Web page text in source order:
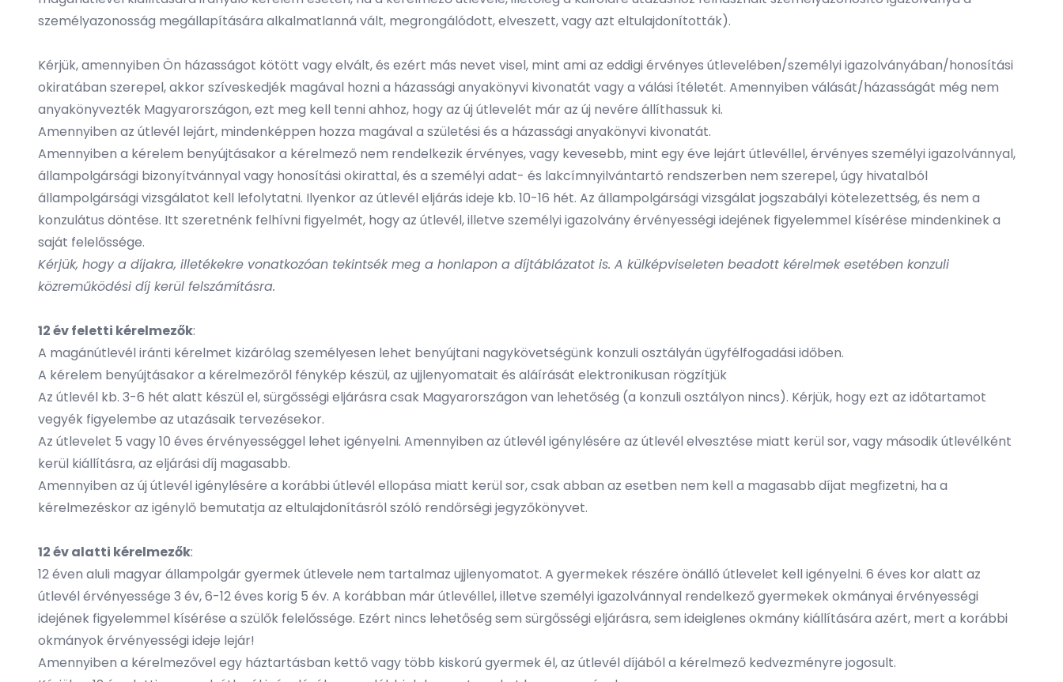
személyazonosság megállapítására alkalmatlanná vált, megrongálódott, elveszett, vagy azt eltulajdonították).
Kérjük, amennyiben Ön házasságot kötött vagy elvált, és ezért más nevet visel, mint ami az eddigi érvényes útlevelében/személyi igazolványában/honosítási
okiratában szerepel, akkor szíveskedjék magával hozni a házassági anyakönyvi kivonatát vagy a válási ítéletét. Amennyiben válását/házasságát még nem
anyakönyvezték Magyarországon, ezt meg kell tenni ahhoz, hogy az új útlevelét már az új nevére állíthassuk ki.
Amennyiben az útlevél lejárt, mindenképpen hozza magával a születési és a házassági anyakönyvi kivonatát.
Amennyiben a kérelem benyújtásakor a kérelmező nem rendelkezik érvényes, vagy kevesebb, mint egy éve lejárt útlevéllel, érvényes személyi igazolvánnyal,
állampolgársági bizonyítvánnyal vagy honosítási okirattal, és a személyi adat- és lakcímnyilvántartó rendszerben nem szerepel, úgy hivatalból
állampolgársági vizsgálatot kell lefolytatni. Ilyenkor az útlevél eljárás ideje kb. 10-16 hét. Az állampolgársági vizsgálat jogszabályi kötelezettség, és nem a
konzulátus döntése. Itt szeretnénk felhívni figyelmét, hogy az útlevél, illetve személyi igazolvány érvényességi idejének figyelemmel kísérése mindenkinek a
saját felelőssége.
Kérjük, hogy a díjakra, illetékekre vonatkozóan tekintsék meg a honlapon a díjtáblázatot is. A külképviseleten beadott kérelmek esetében konzuli
közreműködési díj kerül felszámításra.
12 év feletti kérelmezők:
A magánútlevél iránti kérelmet kizárólag személyesen lehet benyújtani nagykövetségünk konzuli osztályán ügyfélfogadási időben.
A kérelem benyújtásakor a kérelmezőről fénykép készül, az ujjlenyomatait és aláírását elektronikusan rögzítjük
Az útlevél kb. 3-6 hét alatt készül el, sürgősségi eljárásra csak Magyarországon van lehetőség (a konzuli osztályon nincs). Kérjük, hogy ezt az időtartamot
vegyék figyelembe az utazásaik tervezésekor.
Az útlevelet 5 vagy 10 éves érvényességgel lehet igényelni. Amennyiben az útlevél igénylésére az útlevél elvesztése miatt kerül sor, vagy második útlevélként
kerül kiállításra, az eljárási díj magasabb.
Amennyiben az új útlevél igénylésére a korábbi útlevél ellopása miatt kerül sor, csak abban az esetben nem kell a magasabb díjat megfizetni, ha a
kérelmezéskor az igénylő bemutatja az eltulajdonításról szóló rendőrségi jegyzőkönyvet.
12 év alatti kérelmezők:
12 éven aluli magyar állampolgár gyermek útlevele nem tartalmaz ujjlenyomatot. A gyermekek részére önálló útlevelet kell igényelni. 6 éves kor alatt az
útlevél érvényessége 3 év, 6-12 éves korig 5 év. A korábban már útlevéllel, illetve személyi igazolvánnyal rendelkező gyermekek okmányai érvényességi
idejének figyelemmel kísérése a szülők felelőssége. Ezért nincs lehetőség sem sürgősségi eljárásra, sem ideiglenes okmány kiállítására azért, mert a korábbi
okmányok érvényességi ideje lejár!
Amennyiben a kérelmezővel egy háztartásban kettő vagy több kiskorú gyermek él, az útlevél díjából a kérelmező kedvezményre jogosult.